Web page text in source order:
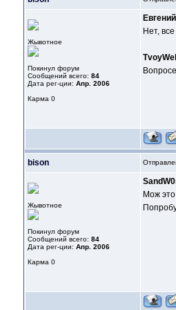
Жывотное
Покинул форум
Сообщений всего: 84
Дата рег-ции: Апр. 2006
Карма 0
Нет,
bison
Жывотное
Покинул форум
Сообщений всего: 84
Дата рег-ции: Апр. 2006
Карма 0
Мож